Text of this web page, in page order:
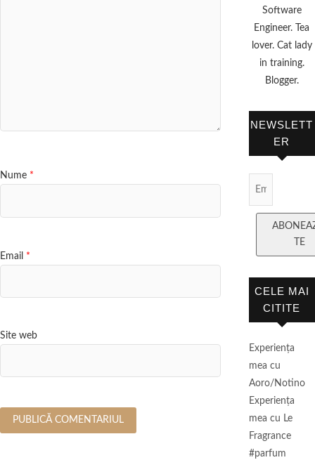
Nume *
Email *
Site web
Software
Engineer. Tea
lover. Cat lady
in training.
Blogger.
NEWSLETT
ER
TE
CELE MAI
CITITE
Experienţa
mea cu
Aoro/Notino
Experienţa
mea cu Le
Fragrance
#parfum